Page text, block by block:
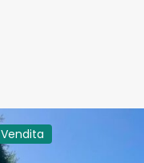
Vendita